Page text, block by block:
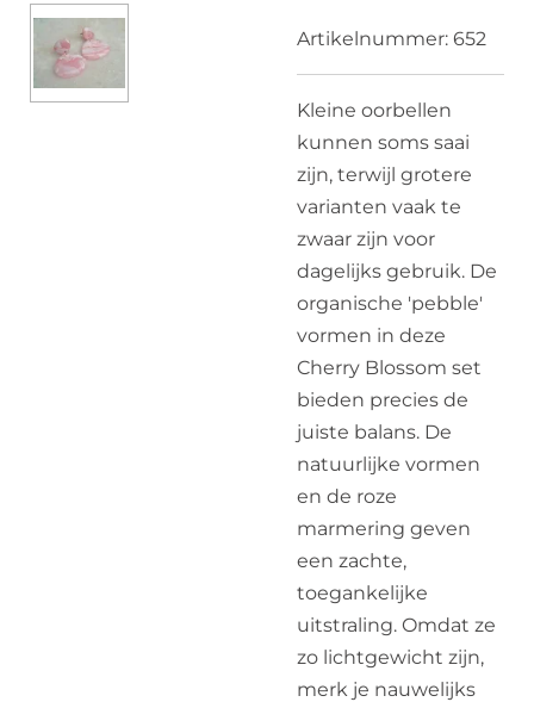
Artikelnummer: 652
Kleine oorbellen
kunnen soms saai
zijn, terwijl grotere
varianten vaak te
zwaar zijn voor
dagelijks gebruik. De
organische 'pebble'
vormen in deze
Cherry Blossom set
bieden precies de
juiste balans. De
natuurlijke vormen
en de roze
marmering geven
een zachte,
toegankelijke
uitstraling. Omdat ze
zo lichtgewicht zijn,
merk je nauwelijks